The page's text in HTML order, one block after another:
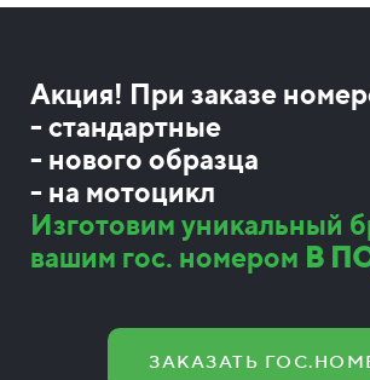
Акция! При заказе
- стандартные
- нового образца
- на мотоцикл
Изготовим уникальный
вашим гос. номером В
ЗАКАЗАТЬ